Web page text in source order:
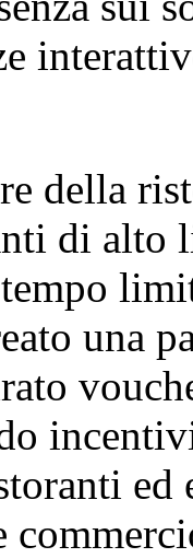
della
di alto
una